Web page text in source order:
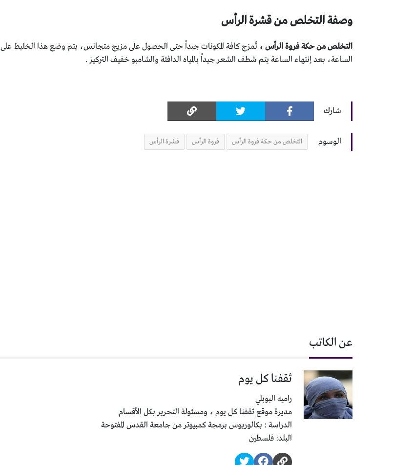
وصفة التخلص من قشرة الرأس
التخلص من حكة فروة الرأس ، تُمزج كافة المكونات جيداً حتى الحصول على مزيج متجانس، يتم وضع هذا الخليط على
الساعة، بعد إنتهاء الساعة يتم شطف الشعر جيداً بالمياه الدافئة والشامبو خفيف التركيز .
شارك
الوسوم التخلص من حكة فروة الرأس فروة الرأس قشرة الرأس
عن الكاتب
ثقفنا كل يوم
راميه البوبلي
مديرة موقع ثقفنا كل يوم ، ومسئولة التحرير بكل الأقسام
الدراسة : بكالوريوس برمجة كمبيوتر من جامعة القدس المفتوحة
البلد: فلسطين